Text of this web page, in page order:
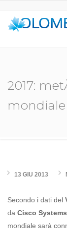
2017:
13 GIU 2013
Secondo i dati del
da Cisco Systems
mondiale sarà